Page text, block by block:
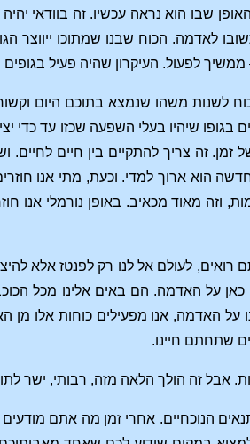
שבו הוא נראה עכשיו. זה בוודאי יהיה
לאדמה. הכוח שבנו שמתוכו ייווצר
ממשיך לפעול. העיקרון שהיה פעיל
משהו שנמצא בתוכם היום וקשור
שיהיו בעלי השפעה שכזו עד כדי
זמן. זה צריך להתקיים בין חיים
הוא ארוך למדי. וכעת, מתי אנו
וזה מאוד מכאיב. באופן נורמלי אנו
לעולם אל לנו רק לפנטז אלא
על האדמה. הם באים אלינו מכל
האדמה, אנו מפעילים כוחות אלו
שתחתם חיינו.
אבל זה הולך הלאה מזה, רבותי, ישר
הנוכחיים. אחרי זמן מה אתם